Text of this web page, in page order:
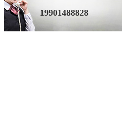
19901488828